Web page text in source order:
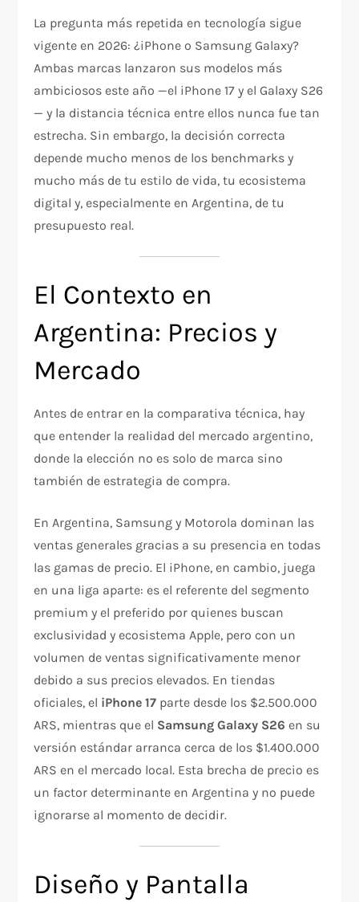
La pregunta más repetida en tecnología sigue
vigente en 2026: ¿iPhone o Samsung Galaxy?
Ambas marcas lanzaron sus modelos más
ambiciosos este año —el iPhone 17 y el Galaxy S26
— y la distancia técnica entre ellos nunca fue tan
estrecha. Sin embargo, la decisión correcta
depende mucho menos de los benchmarks y
mucho más de tu estilo de vida, tu ecosistema
digital y, especialmente en Argentina, de tu
presupuesto real.
El Contexto en
Argentina: Precios y
Mercado
Antes de entrar en la comparativa técnica, hay
que entender la realidad del mercado argentino,
donde la elección no es solo de marca sino
también de estrategia de compra.
En Argentina, Samsung y Motorola dominan las
ventas generales gracias a su presencia en todas
las gamas de precio. El iPhone, en cambio, juega
en una liga aparte: es el referente del segmento
premium y el preferido por quienes buscan
exclusividad y ecosistema Apple, pero con un
volumen de ventas significativamente menor
debido a sus precios elevados. En tiendas
oficiales, el iPhone 17 parte desde los $2.500.000
ARS, mientras que el Samsung Galaxy S26 en su
versión estándar arranca cerca de los $1.400.000
ARS en el mercado local. Esta brecha de precio es
un factor determinante en Argentina y no puede
ignorarse al momento de decidir.
Diseño y Pantalla